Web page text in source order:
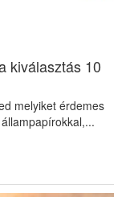
kiválasztás 10
melyiket érdemes